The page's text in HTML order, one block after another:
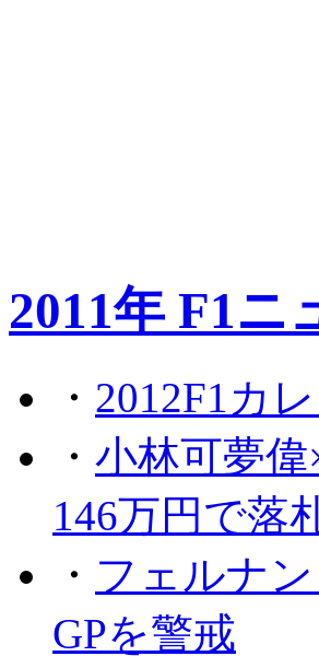
2011年 F1ニ
・ 2012F1カ
・ 小林可夢
146万円で落
・ フェルナ
GPを警戒